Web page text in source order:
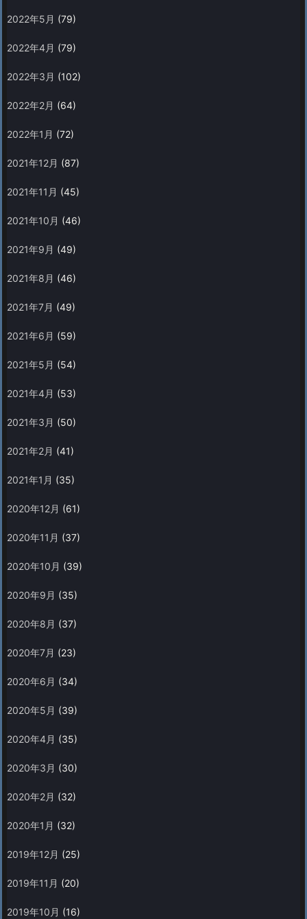
2022年5月 (79)
2022年4月 (79)
2022年3月 (102)
2022年2月 (64)
2022年1月 (72)
2021年12月 (87)
2021年11月 (45)
2021年10月 (46)
2021年9月 (49)
2021年8月 (46)
2021年7月 (49)
2021年6月 (59)
2021年5月 (54)
2021年4月 (53)
2021年3月 (50)
2021年2月 (41)
2021年1月 (35)
2020年12月 (61)
2020年11月 (37)
2020年10月 (39)
2020年9月 (35)
2020年8月 (37)
2020年7月 (23)
2020年6月 (34)
2020年5月 (39)
2020年4月 (35)
2020年3月 (30)
2020年2月 (32)
2020年1月 (32)
2019年12月 (25)
2019年11月 (20)
2019年10月 (16)